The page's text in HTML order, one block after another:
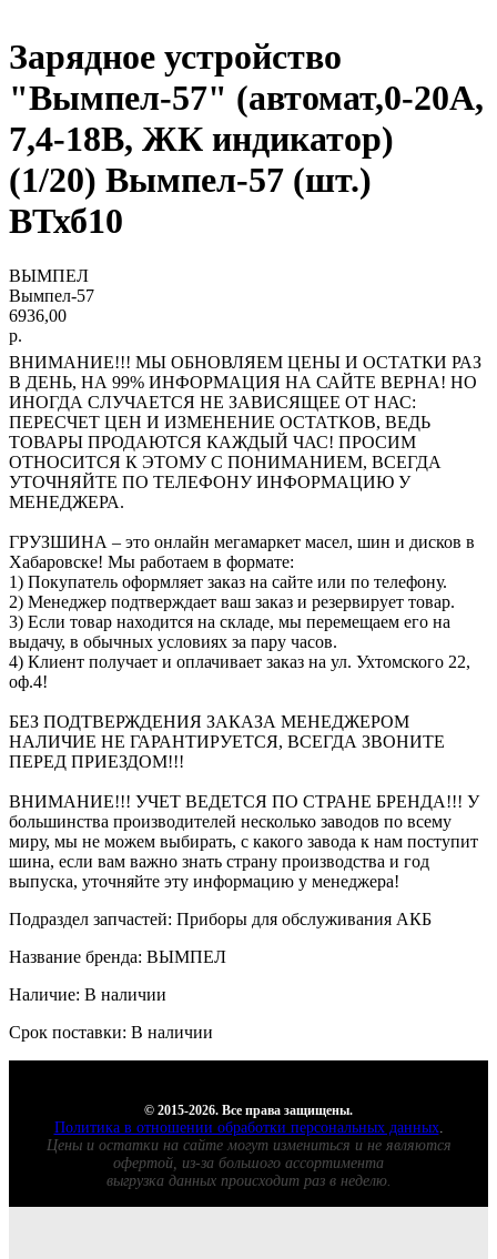
Зарядное устройство
"Вымпел-57" (автомат,0-20А,
7,4-18В, ЖК индикатор)
(1/20) Вымпел-57 (шт.)
ВТхб10
ВЫМПЕЛ
Вымпел-57
6936,00
р.
ВНИМАНИЕ!!! МЫ ОБНОВЛЯЕМ ЦЕНЫ И ОСТАТКИ РАЗ
В ДЕНЬ, НА 99% ИНФОРМАЦИЯ НА САЙТЕ ВЕРНА! НО
ИНОГДА СЛУЧАЕТСЯ НЕ ЗАВИСЯЩЕЕ ОТ НАС:
ПЕРЕСЧЕТ ЦЕН И ИЗМЕНЕНИЕ ОСТАТКОВ, ВЕДЬ
ТОВАРЫ ПРОДАЮТСЯ КАЖДЫЙ ЧАС! ПРОСИМ
ОТНОСИТСЯ К ЭТОМУ С ПОНИМАНИЕМ, ВСЕГДА
УТОЧНЯЙТЕ ПО ТЕЛЕФОНУ ИНФОРМАЦИЮ У
МЕНЕДЖЕРА.
ГРУЗШИНА – это онлайн мегамаркет масел, шин и дисков в
Хабаровске! Мы работаем в формате:
1) Покупатель оформляет заказ на сайте или по телефону.
2) Менеджер подтверждает ваш заказ и резервирует товар.
3) Если товар находится на складе, мы перемещаем его на
выдачу, в обычных условиях за пару часов.
4) Клиент получает и оплачивает заказ на ул. Ухтомского 22,
оф.4!
БЕЗ ПОДТВЕРЖДЕНИЯ ЗАКАЗА МЕНЕДЖЕРОМ
НАЛИЧИЕ НЕ ГАРАНТИРУЕТСЯ, ВСЕГДА ЗВОНИТЕ
ПЕРЕД ПРИЕЗДОМ!!!
ВНИМАНИЕ!!! УЧЕТ ВЕДЕТСЯ ПО СТРАНЕ БРЕНДА!!! У
большинства производителей несколько заводов по всему
миру, мы не можем выбирать, с какого завода к нам поступит
шина, если вам важно знать страну производства и год
выпуска, уточняйте эту информацию у менеджера!
Подраздел запчастей: Приборы для обслуживания АКБ
Название бренда: ВЫМПЕЛ
Наличие: В наличии
Срок поставки: В наличии
© 2015-2026. Все права защищены.
Политика в отношении обработки персональных данных.
Цены и остатки на сайте могут измениться и не являются
офертой, из-за большого ассортимента
выгрузка данных происходит раз в неделю.